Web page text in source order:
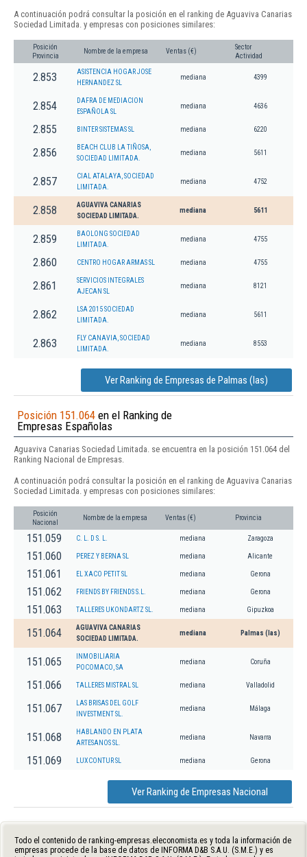
A continuación podrá consultar la posición en el ranking de Aguaviva Canarias
Sociedad Limitada. y empresas con posiciones similares:
Posición
Provincia
Nombre de la empresa Ventas (€)
Sector
Actividad
2.853
ASISTENCIA HOGAR JOSE
HERNANDEZ SL
mediana 4399
2.854
DAFRA DE MEDIACION
ESPAÑOLA SL
mediana 4636
2.855 BINTER SISTEMAS SL mediana 6220
2.856
BEACH CLUB LA TIÑOSA,
SOCIEDAD LIMITADA.
mediana 5611
2.857
CIAL ATALAYA, SOCIEDAD
LIMITADA.
mediana 4752
2.858
AGUAVIVA CANARIAS
SOCIEDAD LIMITADA.
mediana 5611
2.859
BAOLONG SOCIEDAD
LIMITADA.
mediana 4755
2.860 CENTRO HOGAR ARMAS SL mediana 4755
2.861
SERVICIOS INTEGRALES
AJECAN SL
mediana 8121
2.862
LSA 2015 SOCIEDAD
LIMITADA.
mediana 5611
2.863
FLY CANAVIA, SOCIEDAD
LIMITADA.
mediana 8553
Ver Ranking de Empresas de Palmas (las)
Posición 151.064 en el Ranking de
Empresas Españolas
Aguaviva Canarias Sociedad Limitada. se encuentra en la posición 151.064 del
Ranking Nacional de Empresas.
A continuación podrá consultar la posición en el ranking de Aguaviva Canarias
Sociedad Limitada. y empresas con posiciones similares:
Posición
Nacional
Nombre de la empresa Ventas (€) Provincia
151.059 C. L. D S. L. mediana Zaragoza
151.060 PEREZ Y BERNA SL mediana Alicante
151.061 EL XACO PETIT SL mediana Gerona
151.062 FRIENDS BY FRIENDS S.L. mediana Gerona
151.063 TALLERES UKONDARTZ SL. mediana Gipuzkoa
151.064
AGUAVIVA CANARIAS
SOCIEDAD LIMITADA.
mediana Palmas (las)
151.065
INMOBILIARIA
POCOMACO, SA
mediana Coruña
151.066 TALLERES MISTRAL SL mediana Valladolid
151.067
LAS BRISAS DEL GOLF
INVESTMENT SL.
mediana Málaga
151.068
HABLANDO EN PLATA
ARTESANOS SL.
mediana Navarra
151.069 LUXCONTUR SL mediana Gerona
Ver Ranking de Empresas Nacional
Todo el contenido de ranking-empresas.eleconomista.es y toda la información de
empresas procede de la base de datos de INFORMA D&B S.A.U. (S.M.E.) y es